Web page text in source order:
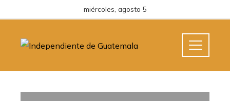
miércoles, agosto 5